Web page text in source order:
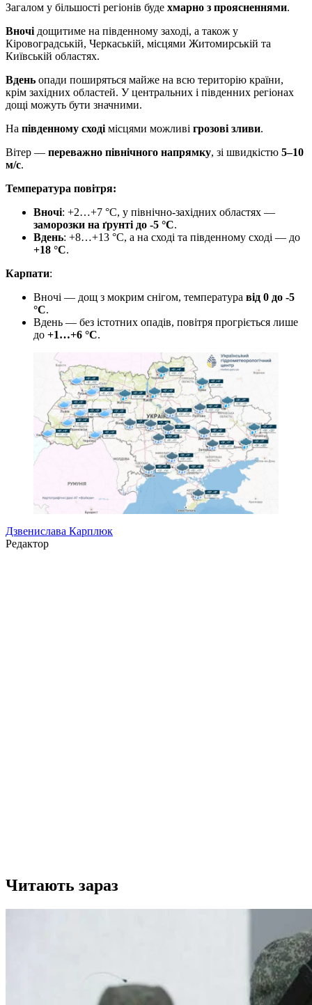
Загалом у більшості регіонів буде хмарно з проясненнями.
Вночі дощитиме на південному заході, а також у
Кіровоградській, Черкаській, місцями Житомирській та
Київській областях.
Вдень опади поширяться майже на всю територію країни,
крім західних областей. У центральних і південних регіонах
дощі можуть бути значними.
На південному сході місцями можливі грозові зливи.
Вітер — переважно північного напрямку, зі швидкістю 5–10
м/с.
Температура повітря:
Вночі: +2…+7 °С, у північно-західних областях —
заморозки на ґрунті до -5 °С.
Вдень: +8…+13 °С, а на сході та південному сході — до
+18 °С.
Карпати:
Вночі — дощ з мокрим снігом, температура від 0 до -5
°С.
Вдень — без істотних опадів, повітря прогріється лише
до +1…+6 °С.
Дзвенислава Карплюк
Редактор
Читають зараз